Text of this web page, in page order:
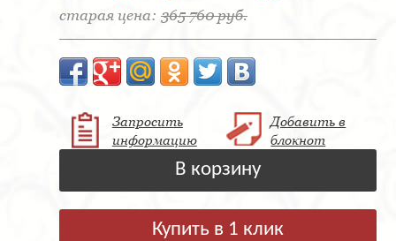
старая цена: 365 760 руб.
Запросить
информацию
Добавить в
блокнот
В корзину
Купить в 1 клик